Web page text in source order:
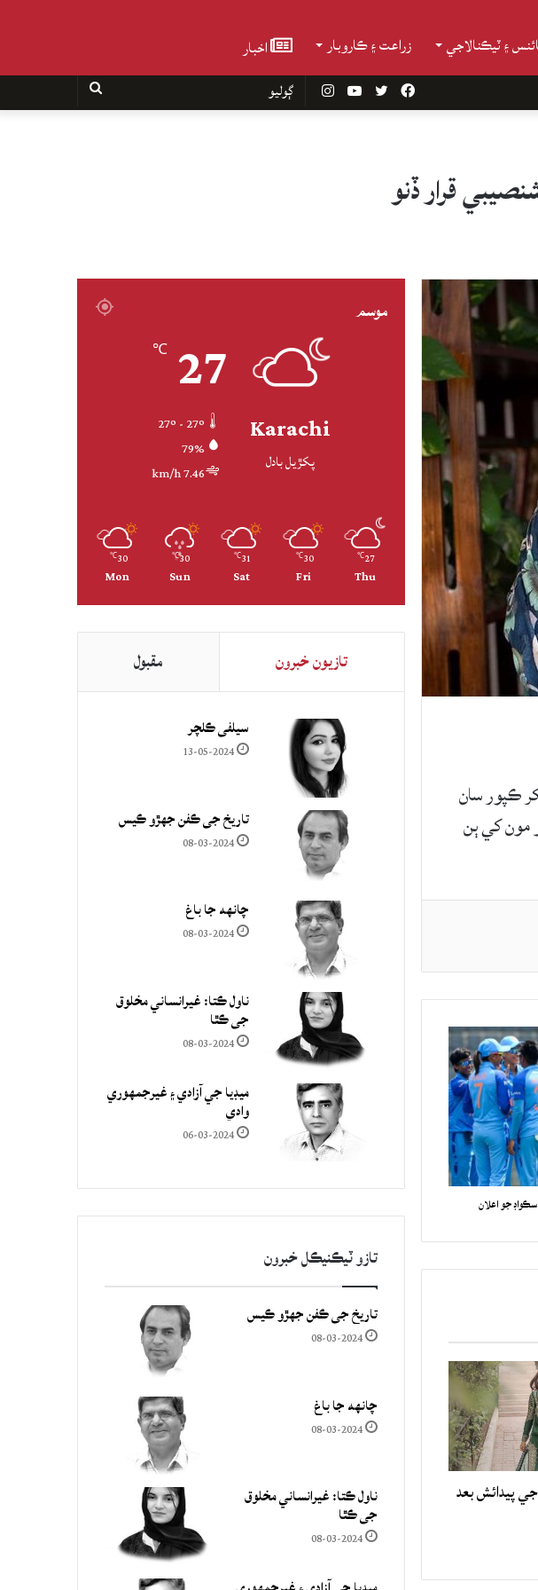
۽ ٽيڪنالاجي زراعت ۽ ڪاروبار اخبار
InstagramYouTube Twitter
Facebook
قرار ڏنو
ڪپور سان
مون کي ٻن
پيدائش بعد
موسم
Karachi
پکڙيل بادل
27
℃
79%
7.46 km/h
27
℃
Thu
30
℃
Fri
31
℃
Sat
30
℃
Sun
30
℃
Mon
تازيون خبرون مقبول
سيلفي ڪلچر
13-05-2024
تاريخ جي ڪفن جھڙو ڪيس
08-03-2024
چانهه جا باغ
08-03-2024
ناول ڪتا: غيرانساني مخلوق
جي ڪٿا
08-03-2024
ميڊيا جي آزادي ۽ غيرجمھوري
وادي
06-03-2024
تازو ٽيڪنيڪل خبرون
تاريخ جي ڪفن جھڙو ڪيس
08-03-2024
چانهه جا باغ
08-03-2024
ناول ڪتا: غيرانساني مخلوق
جي ڪٿا
08-03-2024